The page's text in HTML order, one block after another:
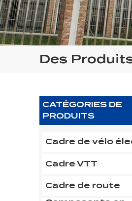
Des
CATÉGORIES DE
PRODUITS
Cadre de vélo
Cadre VTT
Cadre de route